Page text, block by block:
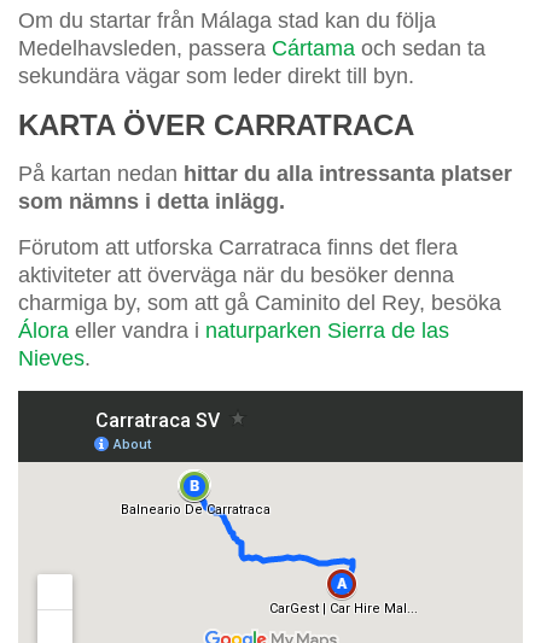
Om du startar från Málaga stad kan du följa
Medelhavsleden, passera Cártama och sedan ta
sekundära vägar som leder direkt till byn.
KARTA ÖVER CARRATRACA
På kartan nedan hittar du alla intressanta platser
som nämns i detta inlägg.
Förutom att utforska Carratraca finns det flera
aktiviteter att överväga när du besöker denna
charmiga by, som att gå Caminito del Rey, besöka
Álora eller vandra i naturparken Sierra de las
Nieves.